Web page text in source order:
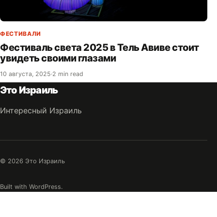
ФЕСТИВАЛИ
Фестиваль света 2025 в Тель Авиве стоит
увидеть своими глазами
10 августа, 2025·2 min read
Это Израиль
Интересный Израиль
© 2026 Это Израиль
Built with WordPress.